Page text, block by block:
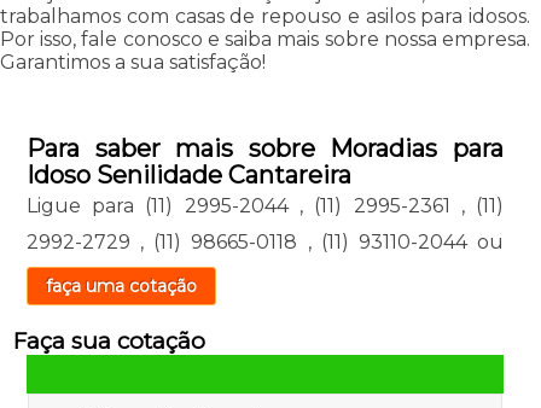
trabalhamos com casas de repouso e asilos para idosos.
Por isso, fale conosco e saiba mais sobre nossa empresa.
Garantimos a sua satisfação!
Para saber mais sobre Moradias para
Idoso Senilidade Cantareira
Ligue para (11) 2995-2044 , (11) 2995-2361 , (11)
2992-2729 , (11) 98665-0118 , (11) 93110-2044 ou
faça uma cotação
Faça sua cotação